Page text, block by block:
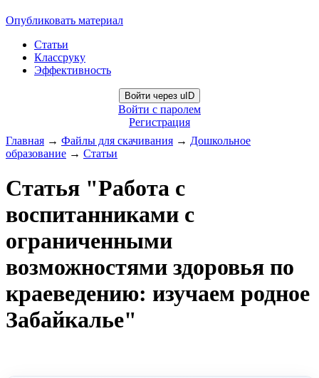
Опубликовать материал
Статьи
Классруку
Эффективность
Войти через uID
Войти с паролем
Регистрация
Главная → Файлы для скачивания → Дошкольное
образование → Статьи
Статья "Работа с
воспитанниками с
ограниченными
возможностями здоровья по
краеведению: изучаем родное
Забайкалье"